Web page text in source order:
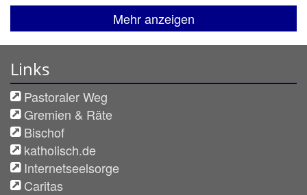
Mehr anzeigen
Links
Pastoraler Weg
Gremien & Räte
Bischof
katholisch.de
Internetseelsorge
Caritas